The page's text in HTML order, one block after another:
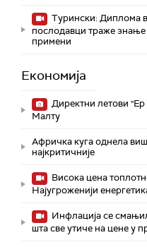
Турински: Диплома
послодавци траже знање
примени
Економија
Директни летови
Малту
Афричка куга однела
најкритичније
Висока цена
Најугроженији
Инфлација се
шта све утиче на цене у